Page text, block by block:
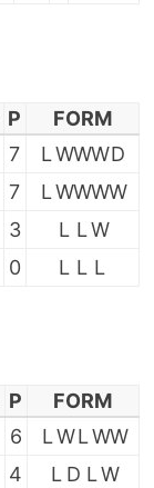
P FORM
7 LWWWD
7 LWWWW
3 L LW
0 L L L
P FORM
6 LWLWW
4 L D LW